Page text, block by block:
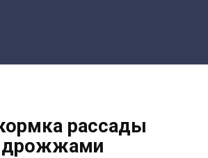
рассады
дрожжами